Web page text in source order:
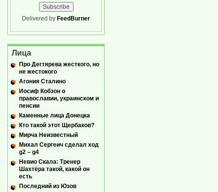
Delivered by FeedBurner
Лица
Про Дегтярева жесткого, но
не жестокого
Агония Сталино
Иосиф Кобзон о
православии, украинском и
пенсии
Каменные лица Донецка
Кто такой этот Щербаков?
Мирча Неизвестный
Михал Сергеич сделал ход
g2 – g4
Невио Скала: Тренер
Шахтёра такой, какой он
есть
Последний из Юзов